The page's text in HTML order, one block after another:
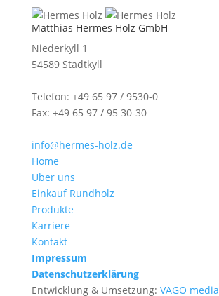
Matthias Hermes Holz GmbH
Niederkyll 1
54589 Stadtkyll
Telefon: +49 65 97 / 9530-0
Fax: +49 65 97 / 95 30-30
info@hermes-holz.de
Home
Über uns
Einkauf Rundholz
Produkte
Karriere
Kontakt
Impressum
Datenschutzerklärung
Entwicklung & Umsetzung: VAGO media